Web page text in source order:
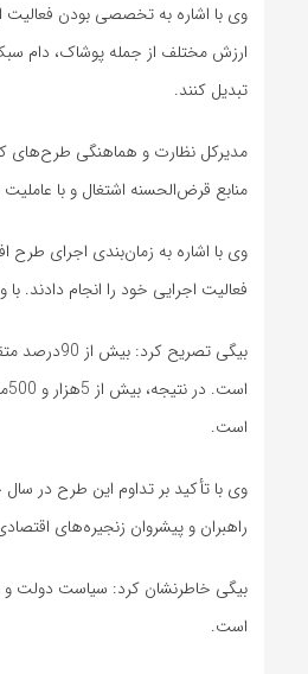
وی با اشاره به تخصصی بودن
ارزش مختلف از جمله پوشاک، دام
تبدیل کنند.
منابع قرض‌الحسنه اشتغال و با
وی با اشاره به زمان‌بندی اجرای طرح
فعالیت اجرایی خود را انجام دادند.
است.
وی با تأکید بر تداوم این طرح در سال
راهبران و پیشروان زنجیره‌های
بیگی خاطرنشان کرد: سیاست دولت
است.